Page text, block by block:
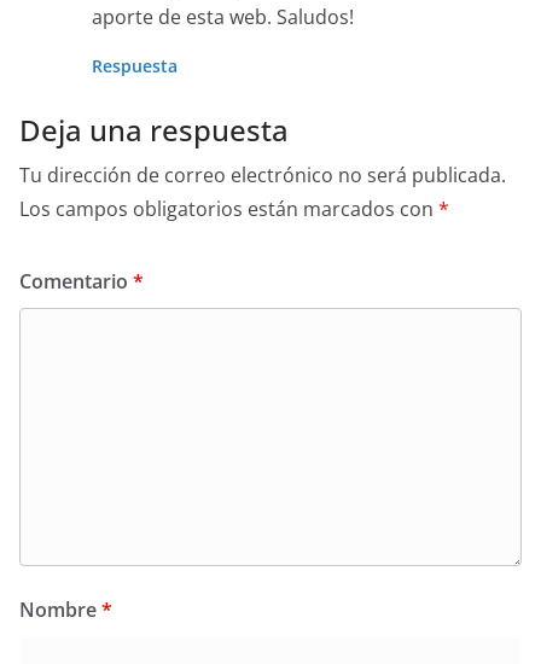
aporte de esta web. Saludos!
Respuesta
Deja una respuesta
Tu dirección de correo electrónico no será publicada.
Los campos obligatorios están marcados con *
Comentario *
Nombre*